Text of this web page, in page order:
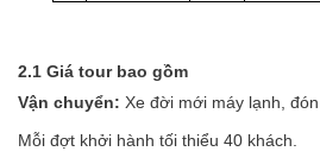
2.1 Giá tour bao gồm
Vận chuyển: Xe đời mới máy lạnh,
Mỗi đợt khởi hành tối thiểu 40 khách.